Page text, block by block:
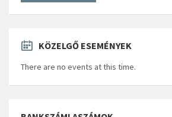
KÖZELGŐ ESEMÉNYEK
There are no events at this time.